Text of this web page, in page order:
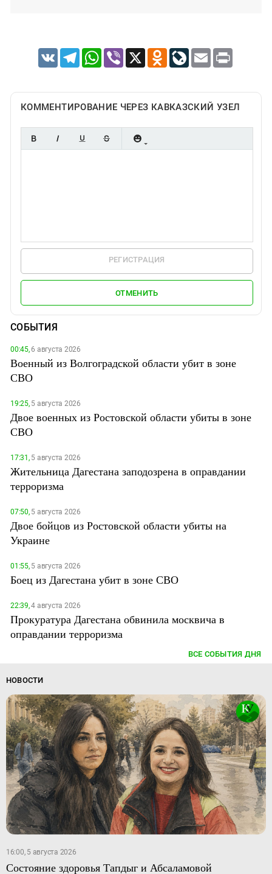
VK TelegramWhatsApp
Viber X Odnoklassniki
LiveJournal
Email Print
КОММЕНТИРОВАНИЕ ЧЕРЕЗ КАВКАЗСКИЙ УЗЕЛ
РЕГИСТРАЦИЯ
ОТМЕНИТЬ
СОБЫТИЯ
00:45,6 августа 2026
Военный из Волгоградской области убит в зоне
СВО
19:25,5 августа 2026
Двое военных из Ростовской области убиты в зоне
СВО
17:31,5 августа 2026
Жительница Дагестана заподозрена в оправдании
терроризма
07:50,5 августа 2026
Двое бойцов из Ростовской области убиты на
Украине
01:55,5 августа 2026
Боец из Дагестана убит в зоне СВО
22:39,4 августа 2026
Прокуратура Дагестана обвинила москвича в
оправдании терроризма
ВСЕ СОБЫТИЯ ДНЯ
НОВОСТИ
16:00, 5 августа 2026
Состояние здоровья Тапдыг и Абсаламовой